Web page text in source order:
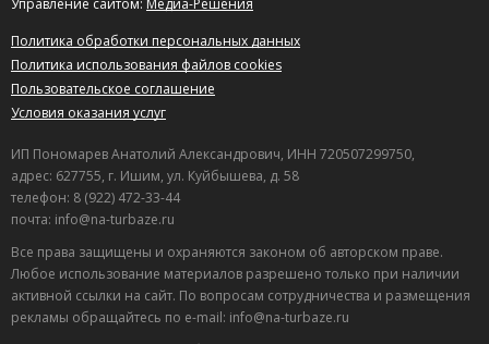
Управление сайтом: Медиа-Решения
Политика обработки персональных данных
Политика использования файлов cookies
Пользовательское соглашение
Условия оказания услуг
ИП Пономарев Анатолий Александрович, ИНН 720507299750,
адрес: 627755, г. Ишим, ул. Куйбышева, д. 58
телефон: 8 (922) 472-33-44
почта: info@na-turbaze.ru
Все права защищены и охраняются законом об авторском праве.
Любое использование материалов разрешено только при наличии
активной ссылки на сайт. По вопросам сотрудничества и размещения
рекламы обращайтесь по e-mail: info@na-turbaze.ru